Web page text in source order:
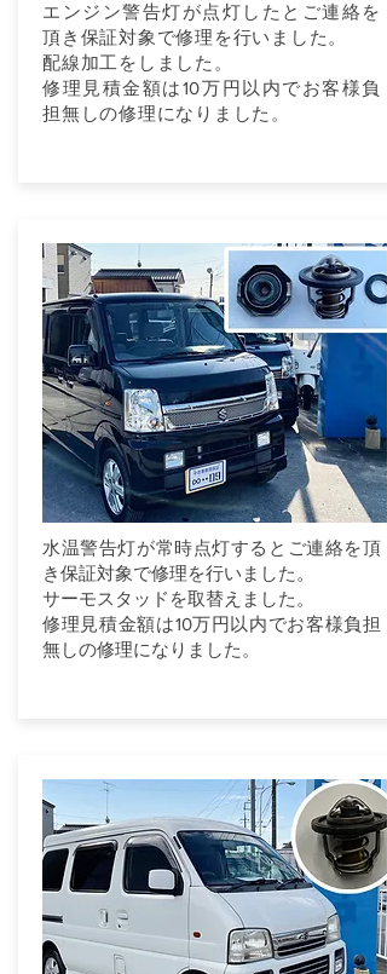
エンジン警告灯が点灯したとご連絡を
頂き保証対象で修理を行いました。
配線加工をしました。
修理見積金額は10万円以内でお客様負
担無しの修理になりました。
水温警告灯が常時点灯するとご連絡を頂
き保証対象で修理を行いました。
サーモスタッドを取替えました。
修理見積金額は10万円以内でお客様負担
無しの修理になりました。